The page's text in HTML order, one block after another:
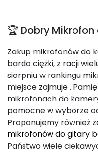
🏆 Dobry
Zakup mikrofonów do
bardo ciężki, z racji
sierpniu w rankingu
miejsce zajmuje.
mikrofonach do
pomocne w wyborze
Proponujemy również
mikrofonów do gitary
Państwo wiele